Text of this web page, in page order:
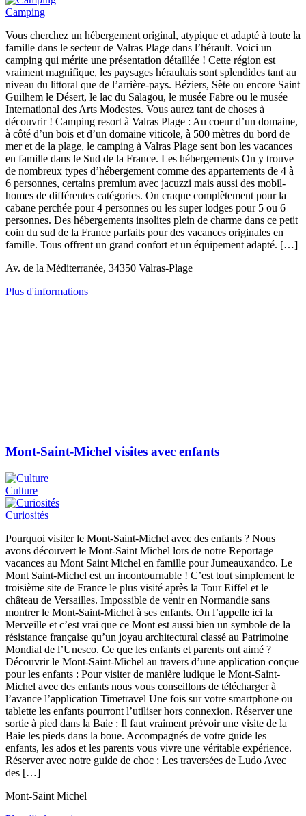
Camping
Vous cherchez un hébergement original, atypique et adapté à toute la
famille dans le secteur de Valras Plage dans l’hérault. Voici un
camping qui mérite une présentation détaillée ! Cette région est
vraiment magnifique, les paysages héraultais sont splendides tant au
niveau du littoral que de l’arrière-pays. Béziers, Sète ou encore Saint
Guilhem le Désert, le lac du Salagou, le musée Fabre ou le musée
International des Arts Modestes. Vous aurez tant de choses à
découvrir ! Camping resort à Valras Plage : Au coeur d’un domaine,
à côté d’un bois et d’un domaine viticole, à 500 mètres du bord de
mer et de la plage, le camping à Valras Plage sent bon les vacances
en famille dans le Sud de la France. Les hébergements On y trouve
de nombreux types d’hébergement comme des appartements de 4 à
6 personnes, certains premium avec jacuzzi mais aussi des mobil-
homes de différentes catégories. On craque complètement pour la
cabane perchée pour 4 personnes ou les super lodges pour 5 ou 6
personnes. Des hébergements insolites plein de charme dans ce petit
coin du sud de la France parfaits pour des vacances originales en
famille. Tous offrent un grand confort et un équipement adapté. […]
Av. de la Méditerranée, 34350 Valras-Plage
Plus d'informations
Mont-Saint-Michel visites avec enfants
Culture
Curiosités
Pourquoi visiter le Mont-Saint-Michel avec des enfants ? Nous
avons découvert le Mont-Saint Michel lors de notre Reportage
vacances au Mont Saint Michel en famille pour Jumeauxandco. Le
Mont Saint-Michel est un incontournable ! C’est tout simplement le
troisième site de France le plus visité après la Tour Eiffel et le
château de Versailles. Impossible de venir en Normandie sans
montrer le Mont-Saint-Michel à ses enfants. On l’appelle ici la
Merveille et c’est vrai que ce Mont est aussi bien un symbole de la
résistance française qu’un joyau architectural classé au Patrimoine
Mondial de l’Unesco. Ce que les enfants et parents ont aimé ?
Découvrir le Mont-Saint-Michel au travers d’une application conçue
pour les enfants : Pour visiter de manière ludique le Mont-Saint-
Michel avec des enfants nous vous conseillons de télécharger à
l’avance l’application Timetravel Une fois sur votre smartphone ou
tablette les enfants pourront l’utiliser hors connexion. Réserver une
sortie à pied dans la Baie : Il faut vraiment prévoir une visite de la
Baie les pieds dans la boue. Accompagnés de votre guide les
enfants, les ados et les parents vous vivre une véritable expérience.
Réserver avec notre guide de choc : Les traversées de Ludo Avec
des […]
Mont-Saint Michel